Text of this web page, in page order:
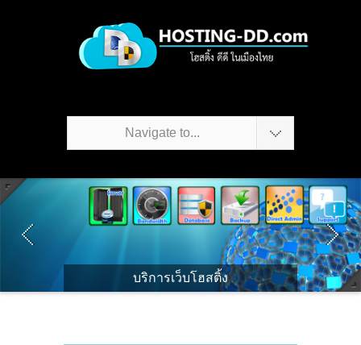
Navigate to...
บริการเว็บโฮสติ้ง